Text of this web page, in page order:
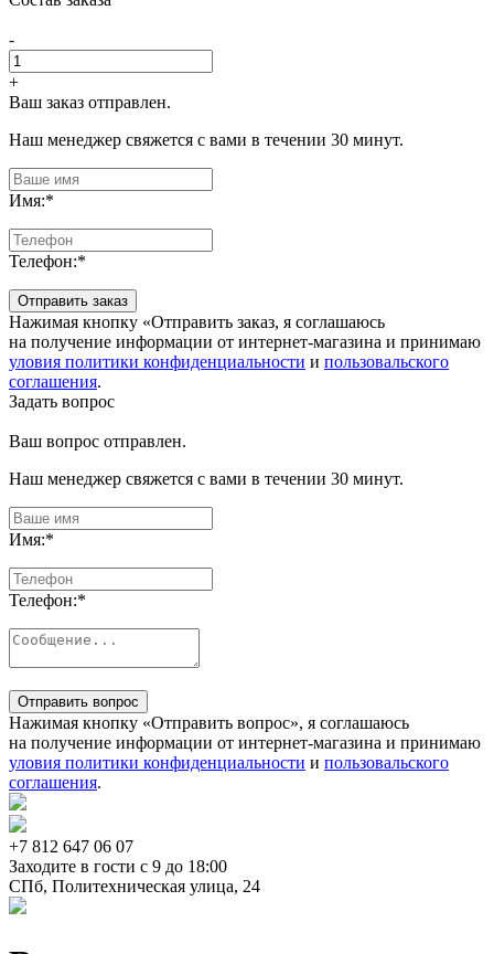
-
+
Ваш заказ отправлен.
Наш менеджер свяжется с вами в течении 30 минут.
Имя:*
Телефон:*
Отправить заказ
Нажимая кнопку «Отправить заказ, я соглашаюсь
на получение информации от интернет-магазина и принимаю
уловия политики конфиденциальности и пользовальского
соглашения.
Задать вопрос
Ваш вопрос отправлен.
Наш менеджер свяжется с вами в течении 30 минут.
Имя:*
Телефон:*
Отправить вопрос
Нажимая кнопку «Отправить вопрос», я соглашаюсь
на получение информации от интернет-магазина и принимаю
уловия политики конфиденциальности и пользовальского
соглашения.
+7 812 647 06 07
Заходите в гости c 9 до 18:00
СПб, Политехническая улица, 24